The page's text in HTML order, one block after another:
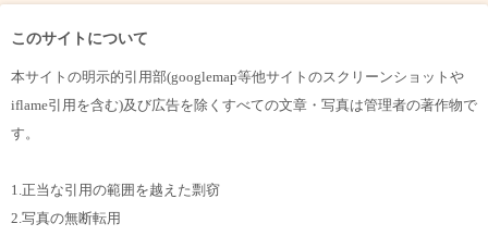
このサイトについて
本サイトの明示的引用部(googlemap等他サイトのスクリーンショットや
iflame引用を含む)及び広告を除くすべての文章・写真は管理者の著作物で
す。
1.正当な引用の範囲を越えた剽窃
2.写真の無断転用